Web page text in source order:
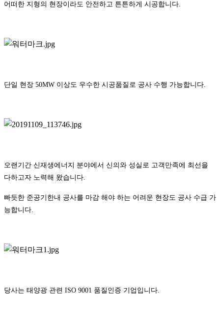
어떠한 지형의 현장이라도 안전하고 튼튼하게 시공합니다.
단일 현장 50MW 이상도 우수한 시공품질로 공사 수행 가능합니다.
오랜기간 신재생에너지 분야에서 신의와 성실로 고객만족에 최선을
다하고자 노력해 왔습니다.
빠듯한 준공기한내 공사를 마감 해야 하는 어려운 현장도 공사 수급 가
능합니다.
당사는 태양광 관련 ISO 9001 품질인증 기업입니다.